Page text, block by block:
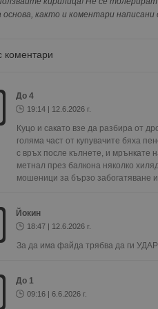
при нас или показвана на
основа, както и коментари написани
коментари
До 4
19:14 | 12.6.2026 г.
Куцо и сакато взе да разбира от
голяма част от купувачите бяха
с връх после кълнете, и мрънкате
метнал през балкона няколко
мошеници за бързо забогатяване
Йокин
18:47 | 12.6.2026 г.
За да има файда трябва да ги
До 1
09:16 | 6.6.2026 г.
FCCDCF
_sharedID_cst
YSC
VISITOR_INFO1_LIVE
mid
Meta
Inc.
cfzs_google-analytics_v4
__Secure-YNID
g_state
cfz_google-analytics_v4